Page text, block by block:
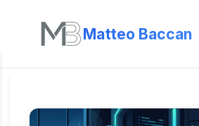
Matteo Baccan